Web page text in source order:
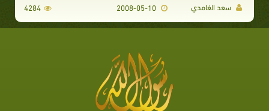
سعد الغامدي 2008-05-10
4284